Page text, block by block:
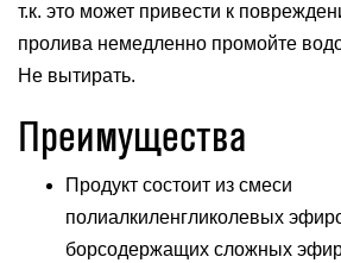
т.к. это может привести к
пролива немедленно промойте
Не вытирать.
Преимущества
Продукт состоит из смеси
полиалкиленгликолевых
борсодержащих сложных